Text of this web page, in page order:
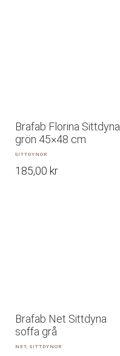
Brafab Florina Sittdyna
grön 45×48 cm
SITTDYNOR
185,00 kr
Brafab Net Sittdyna
soffa grå
NET, SITTDYNOR